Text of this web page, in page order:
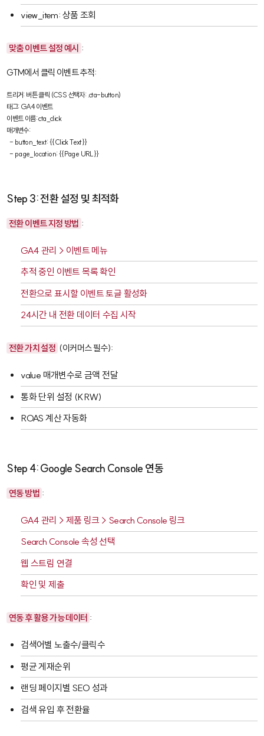
view_item: 상품 조회
맞춤 이벤트 설정 예시 :
GTM에서 클릭 이벤트 추적:
트리거: 버튼 클릭 (CSS 선택자: .cta-button)
태그: GA4 이벤트
이벤트 이름: cta_click
매개변수:
  - button_text: {{Click Text}}
  - page_location: {{Page URL}}
Step 3: 전환 설정 및 최적화
전환 이벤트 지정 방법 :
GA4 관리 > 이벤트 메뉴
추적 중인 이벤트 목록 확인
전환으로 표시할 이벤트 토글 활성화
24시간 내 전환 데이터 수집 시작
전환 가치 설정 (이커머스 필수):
value 매개변수로 금액 전달
통화 단위 설정 (KRW)
ROAS 계산 자동화
Step 4: Google Search Console 연동
연동 방법 :
GA4 관리 > 제품 링크 > Search Console 링크
Search Console 속성 선택
웹 스트림 연결
확인 및 제출
연동 후 활용 가능 데이터 :
검색어별 노출수/클릭수
평균 게재순위
랜딩 페이지별 SEO 성과
검색 유입 후 전환율